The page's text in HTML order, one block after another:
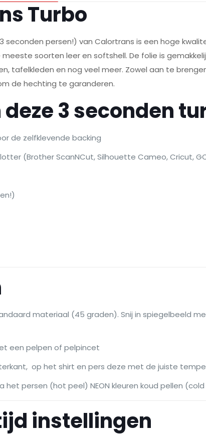
Turbo
seconden persen!) van Calortrans is een hoge
soorten leer en softshell. De folie is
tafelkleden en nog veel meer. Zowel aan te
de hechting te garanderen.
3 seconden
de zelfklevende backing
(Brother ScanNCut, Silhouette Cameo, Cricut,
materiaal (45 graden). Snij in spiegelbeeld
een pelpen of pelpincet
op het shirt en pers deze met de juiste
persen (hot peel) NEON kleuren koud pellen (cold
instellingen